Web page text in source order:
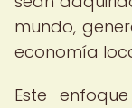
mundo,
economía
Este